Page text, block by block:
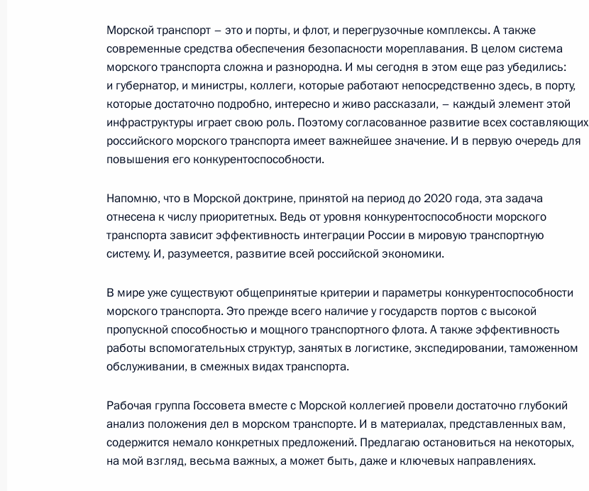
Заключительное слово на совместном заседании президиума
Государственного совета и Морской коллегии при Правительстве
России о развитии инфраструктуры морского транспорта
в Российской Федерации
2 мая 2007 года, 23:44 Мурманск, атомный ледокол «50 лет Победы»
Государственного совета и Морской коллегии при Правительстве
России о развитии инфраструктуры морского транспорта
в Российской Федерации
Стенографический отчет о совместном заседании президиума
Государственного совета и Морской коллегии при Правительстве
России о развитии инфраструктуры морского транспорта
2 мая 2007 года, 00:40 Мурманск, атомный ледокол «50 лет Победы»
Морской транспорт – это и порты, и флот, и перегрузочные комплексы. А также
современные средства обеспечения безопасности мореплавания. В целом система
морского транспорта сложна и разнородна. И мы сегодня в этом еще раз убедились:
и губернатор, и министры, коллеги, которые работают непосредственно здесь, в порту,
которые достаточно подробно, интересно и живо рассказали, – каждый элемент этой
инфраструктуры играет свою роль. Поэтому согласованное развитие всех составляющих
российского морского транспорта имеет важнейшее значение. И в первую очередь для
повышения его конкурентоспособности.
Напомню, что в Морской доктрине, принятой на период до 2020 года, эта задача
отнесена к числу приоритетных. Ведь от уровня конкурентоспособности морского
транспорта зависит эффективность интеграции России в мировую транспортную
систему. И, разумеется, развитие всей российской экономики.
В мире уже существуют общепринятые критерии и параметры конкурентоспособности
морского транспорта. Это прежде всего наличие у государств портов с высокой
пропускной способностью и мощного транспортного флота. А также эффективность
работы вспомогательных структур, занятых в логистике, экспедировании, таможенном
обслуживании, в смежных видах транспорта.
Рабочая группа Госсовета вместе с Морской коллегией провели достаточно глубокий
анализ положения дел в морском транспорте. И в материалах, представленных вам,
содержится немало конкретных предложений. Предлагаю остановиться на некоторых,
на мой взгляд, весьма важных, а может быть, даже и ключевых направлениях.